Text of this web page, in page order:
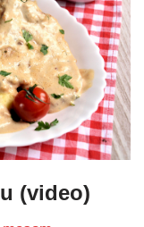
(video)